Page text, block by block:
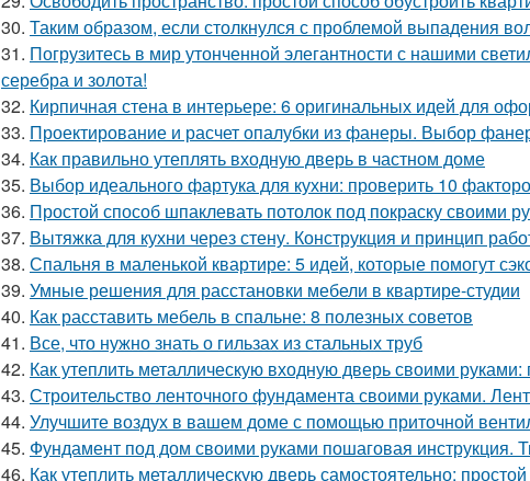
30. Таким образом, если столкнулся с проблемой выпадения
31. Погрузитесь в мир утонченной элегантности с нашими
серебра и золота!
32. Кирпичная стена в интерьере: 6 оригинальных идей для
33. Проектирование и расчет опалубки из фанеры. Выбор
34. Как правильно утеплять входную дверь в частном доме
35. Выбор идеального фартука для кухни: проверить 10
36. Простой способ шпаклевать потолок под покраску своими
37. Вытяжка для кухни через стену. Конструкция и принцип
38. Спальня в маленькой квартире: 5 идей, которые помогут
39. Умные решения для расстановки мебели в квартире-студии
40. Как расставить мебель в спальне: 8 полезных советов
41. Все, что нужно знать о гильзах из стальных труб
42. Как утеплить металлическую входную дверь своими руками:
43. Строительство ленточного фундамента своими руками.
44. Улучшите воздух в вашем доме с помощью приточной
45. Фундамент под дом своими руками пошаговая инструкция.
46. Как утеплить металлическую дверь самостоятельно: